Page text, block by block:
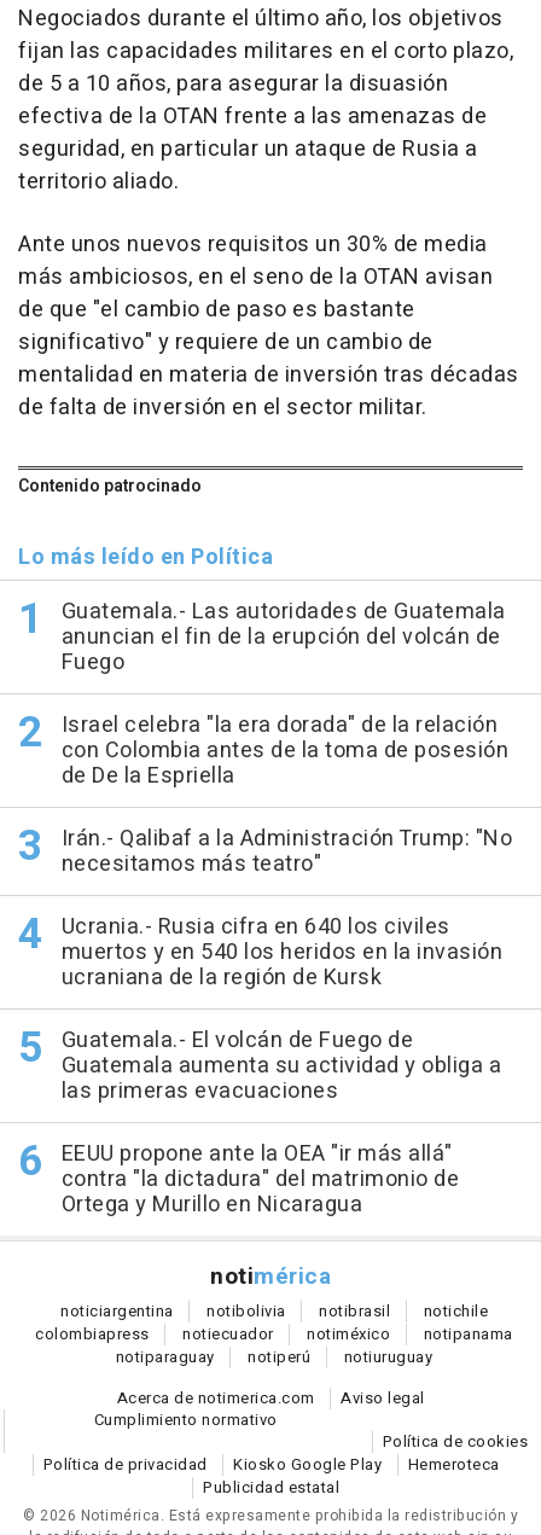
Negociados durante el último año, los objetivos
fijan las capacidades militares en el corto plazo,
de 5 a 10 años, para asegurar la disuasión
efectiva de la OTAN frente a las amenazas de
seguridad, en particular un ataque de Rusia a
territorio aliado.
Ante unos nuevos requisitos un 30% de media
más ambiciosos, en el seno de la OTAN avisan
de que "el cambio de paso es bastante
significativo" y requiere de un cambio de
mentalidad en materia de inversión tras décadas
de falta de inversión en el sector militar.
Contenido patrocinado
Lo más leído en Política
Guatemala.- Las autoridades de Guatemala
anuncian el fin de la erupción del volcán de
Fuego
Israel celebra "la era dorada" de la relación
con Colombia antes de la toma de posesión
de De la Espriella
Irán.- Qalibaf a la Administración Trump: "No
necesitamos más teatro"
Ucrania.- Rusia cifra en 640 los civiles
muertos y en 540 los heridos en la invasión
ucraniana de la región de Kursk
Guatemala.- El volcán de Fuego de
Guatemala aumenta su actividad y obliga a
las primeras evacuaciones
EEUU propone ante la OEA "ir más allá"
contra "la dictadura" del matrimonio de
Ortega y Murillo en Nicaragua
notimérica
noticiargentina notibolivia notibrasil notichile
colombiapress notiecuador notiméxico notipanama
notiparaguay notiperú notiuruguay
Acerca de notimerica.com
Aviso legal
Cumplimiento normativo
Política de cookies
Política de privacidad
Kiosko Google Play
Hemeroteca
Publicidad estatal
© 2026 Notimérica. Está expresamente prohibida la redistribución y